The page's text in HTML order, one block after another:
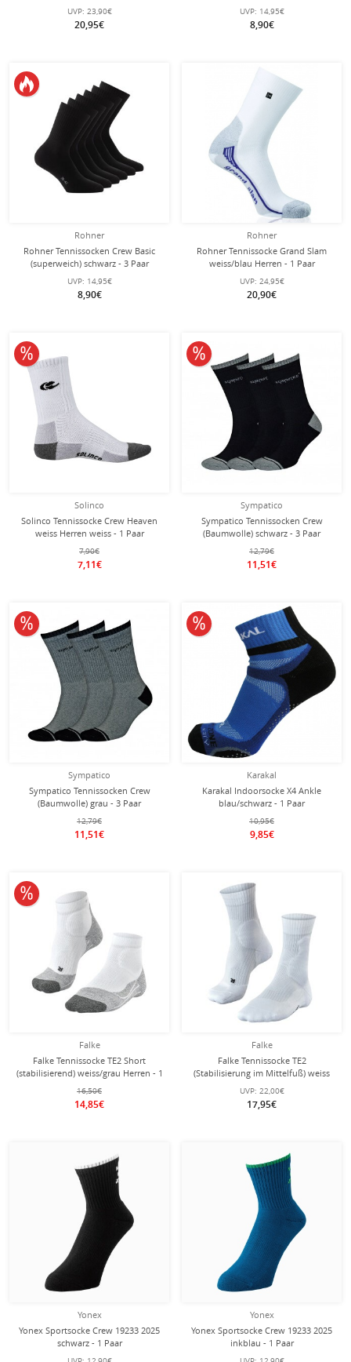
UVP: 23,90€
20,95€
UVP: 14,95€
8,90€
Rohner
Rohner Tennissocken Crew Basic
(superweich) schwarz - 3 Paar
UVP: 14,95€
8,90€
Rohner
Rohner Tennissocke Grand Slam
weiss/blau Herren - 1 Paar
UVP: 24,95€
20,90€
Solinco
Solinco Tennissocke Crew Heaven
weiss Herren weiss - 1 Paar
7,90€
7,11€
10% reduziert
Sympatico
Sympatico Tennissocken Crew
(Baumwolle) schwarz - 3 Paar
12,79€
11,51€
10% reduziert
Sympatico
Sympatico Tennissocken Crew
(Baumwolle) grau - 3 Paar
12,79€
11,51€
10% reduziert
Karakal
Karakal Indoorsocke X4 Ankle
blau/schwarz - 1 Paar
10,95€
9,85€
10% reduziert
Falke
Falke Tennissocke TE2 Short
(stabilisierend) weiss/grau Herren - 1
Paar
16,50€
14,85€
10% reduziert
Falke
Falke Tennissocke TE2
(Stabilisierung im Mittelfuß) weiss
Herren - 1 Paar
UVP: 22,00€
17,95€
Yonex
Yonex Sportsocke Crew 19233 2025
schwarz - 1 Paar
Yonex
Yonex Sportsocke Crew 19233 2025
inkblau - 1 Paar